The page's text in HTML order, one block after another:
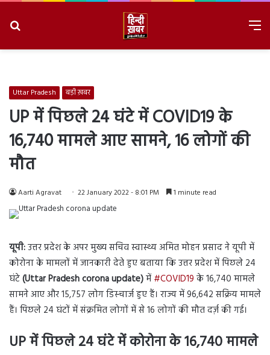
Uttar Pradesh बड़ी ख़बर
UP में पिछले 24 घंटे में COVID19 के
16,740 मामले आए सामने, 16 लोगों की
मौत
Aarti Agravat 22 January 2022 - 8:01 PM 1 minute read
यूपी:उत्तर प्रदेश के अपर मुख्य सचिव स्वास्थ्य अमित मोहन प्रसाद ने यूपी में
कोरोना के मामलों में जानकारी देते हुए बताया कि उत्तर प्रदेश में पिछले 24
घंटे(Uttar Pradesh corona update)में #COVID19 के 16,740 मामले
सामने आए और 15,757 लोग डिस्चार्ज हुए हैं। राज्य में 96,642 सक्रिय मामले
हैं। पिछले 24 घंटों में संक्रमित लोगों में से 16 लोगों की मौत दर्ज़ की गई।
UP मेंपिछले 24 घंटे में कोरोना के 16,740 मामले